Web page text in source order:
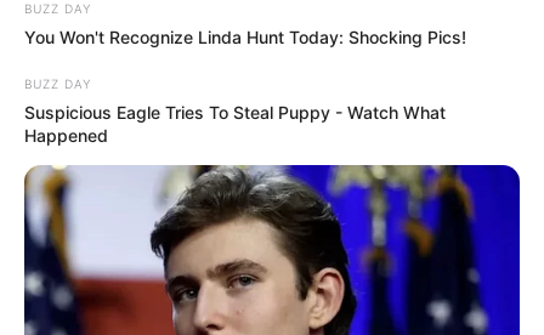
Fonte: tettiartesanato
BUZZ DAY
You Won't Recognize Linda Hunt Today: Shocking Pics!
BUZZ DAY
Suspicious Eagle Tries To Steal Puppy - Watch What
Happened